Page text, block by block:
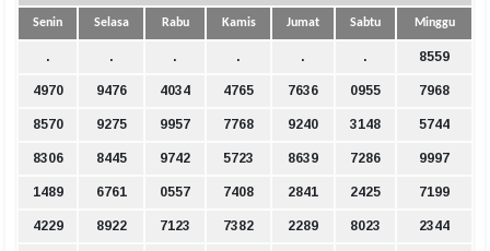
Senin Selasa Rabu Kamis Jumat Sabtu Minggu
. . . . . . 8559
4970 9476 4034 4765 7636 0955 7968
8570 9275 9957 7768 9240 3148 5744
8306 8445 9742 5723 8639 7286 9997
1489 6761 0557 7408 2841 2425 7199
4229 8922 7123 7382 2289 8023 2344